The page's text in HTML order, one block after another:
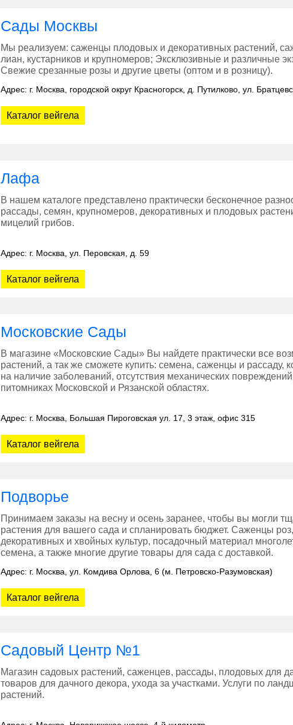
Сады Москвы
Мы реализуем: саженцы плодовых и декоративных растений,
лиан, кустарников и крупномеров; Эксклюзивные и различные
Свежие срезанные розы и другие цветы (оптом и в розницу).
Адрес: г. Москва, городской округ Красногорск, д. Путилково, ул.
Каталог вейгела
Лафа
В нашем каталоге представлено практически бесконечное
рассады, семян, крупномеров, декоративных и плодовых
мицелий грибов.
Адрес: г. Москва, ул. Перовская, д. 59
Каталог вейгела
Московские Сады
В магазине «Московские Сады» Вы найдете практически все
растений, а так же сможете купить: семена, саженцы и рассаду,
на наличие заболеваний, отсутствия механических
питомниках Московской и Рязанской областях.
Адрес: г. Москва, Большая Пироговская ул. 17, 3 этаж, офис 315
Каталог вейгела
Подворье
Принимаем заказы на весну и осень заранее, чтобы вы могли
растения для вашего сада и спланировать бюджет. Саженцы
декоративных и хвойных культур, посадочный материал
семена, а также многие другие товары для сада с доставкой.
Адрес: г. Москва, ул. Комдива Орлова, 6 (м. Петровско-Разумовская)
Каталог вейгела
Садовый Центр №1
Магазин садовых растений, саженцев, рассады, плодовых для
товаров для дачного декора, ухода за участками. Услуги по
растений.